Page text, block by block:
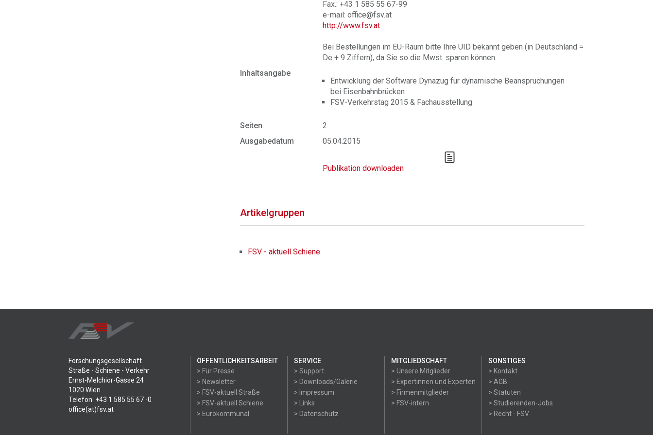
Fax.: +43 1 585 55 67-99
e-mail: office@fsv.at
http://www.fsv.at
Bei Bestellungen im EU-Raum bitte Ihre UID bekannt geben (in Deutschland =
De + 9 Ziffern), da Sie so die Mwst. sparen können.
Inhaltsangabe
Entwicklung der Software Dynazug für dynamische Beanspruchungen
bei Eisenbahnbrücken
FSV-Verkehrstag 2015 & Fachausstellung
Seiten
2
Ausgabedatum
05.04.2015
Publikation downloaden
Artikelgruppen
FSV - aktuell Schiene
Forschungsgesellschaft
Straße - Schiene - Verkehr
Ernst-Melchior-Gasse 24
1020 Wien
Telefon: +43 1 585 55 67 -0
office(at)fsv.at
ÖFFENTLICHKEITSARBEIT
> Für Presse
> Newsletter
> FSV-aktuell Straße
> FSV-aktuell Schiene
> Eurokommunal
SERVICE
> Support
> Downloads/Galerie
> Impressum
> Links
> Datenschutz
MITGLIEDSCHAFT
> Unsere Mitglieder
> Expertinnen und Experten
> Firmenmitglieder
> FSV-intern
SONSTIGES
> Kontakt
> AGB
> Statuten
> Studierenden-Jobs
> Recht - FSV